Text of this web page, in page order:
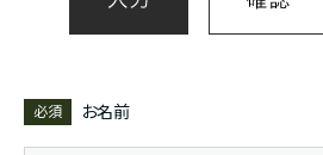
必須 お名前